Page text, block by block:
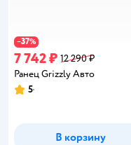
−37%
7 742 ₽ 12 290 ₽
Ранец Grizzly Авто
Рейтинг:
5
В корзину